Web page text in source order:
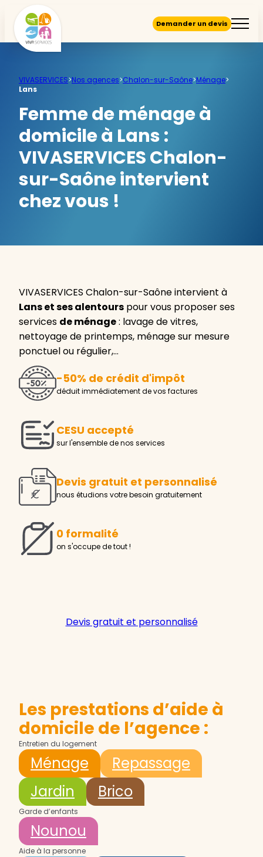
Demander un devis
VIVASERVICES>Nos agences>Chalon-sur-Saône>Ménage>
Lans
Femme de ménage à
domicile à Lans :
VIVASERVICES Chalon-
sur-Saône intervient
chez vous !
VIVASERVICES Chalon-sur-Saône intervient à
Lans et ses alentours pour vous proposer ses
services de ménage: lavage de vitres,
nettoyage de printemps, ménage sur mesure
ponctuel ou régulier,…
-50% de crédit d'impôt
déduit immédiatement de vos factures
CESU accepté
sur l'ensemble de nos services
Devis gratuit et personnalisé
nous étudions votre besoin gratuitement
0 formalité
on s'occupe de tout !
Devis gratuit et personnalisé
Les prestations d’aide à
domicile de l’agence :
Entretien du logement
Ménage
Repassage
Jardin
Brico
Garde d’enfants
Nounou
Aide à la personne